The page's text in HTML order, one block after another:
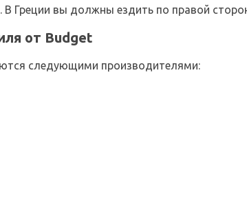
Греции вы должны ездить по правой
от Budget
следующими производителями: